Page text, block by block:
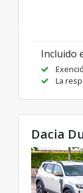
Incluido
La
Dacia